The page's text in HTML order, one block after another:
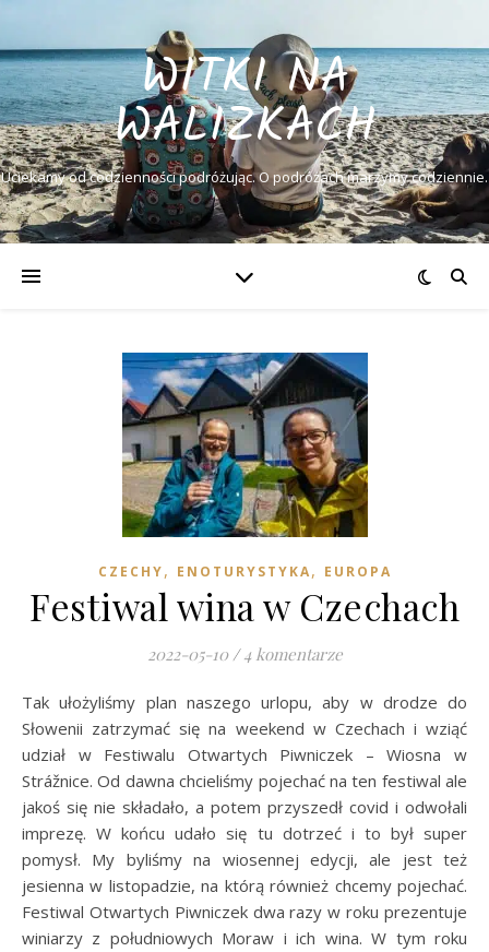
WITKI NA
WALIZKACH
Uciekamy od codzienności podróżując. O podróżach marzymy codziennie.
CZECHY, ENOTURYSTYKA, EUROPA
Festiwal wina w Czechach
2022-05-10 / 4 komentarze
Tak ułożyliśmy plan naszego urlopu, aby w drodze do
Słowenii zatrzymać się na weekend w Czechach i wziąć
udział w Festiwalu Otwartych Piwniczek – Wiosna w
Strážnice. Od dawna chcieliśmy pojechać na ten festiwal ale
jakoś się nie składało, a potem przyszedł covid i odwołali
imprezę. W końcu udało się tu dotrzeć i to był super
pomysł. My byliśmy na wiosennej edycji, ale jest też
jesienna w listopadzie, na którą również chcemy pojechać.
Festiwal Otwartych Piwniczek dwa razy w roku prezentuje
winiarzy z południowych Moraw i ich wina. W tym roku